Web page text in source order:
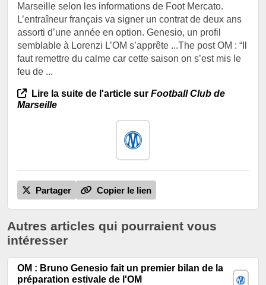
Marseille selon les informations de Foot Mercato.
L’entraîneur français va signer un contrat de deux ans
assorti d’une année en option. Genesio, un profil
semblable à Lorenzi L’OM s’apprête ...The post OM : “Il
faut remettre du calme car cette saison on s’est mis le
feu de ...
Lire la suite de l'article sur Football Club de
Marseille
Partager Copier le lien
Autres articles qui pourraient vous
intéresser
OM : Bruno Genesio fait un premier bilan de la
préparation estivale de l'OM